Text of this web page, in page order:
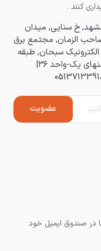
کنند .
خ سنایی, میدان
الزمان, مجتمع برق
سبحان, طبقه
یک-واحد ۳۶|
در صندوق ایمیل خود